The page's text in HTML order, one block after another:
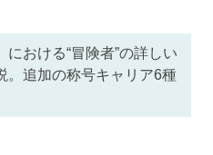
における“冒険者”の詳しい
。追加の称号キャリア6種